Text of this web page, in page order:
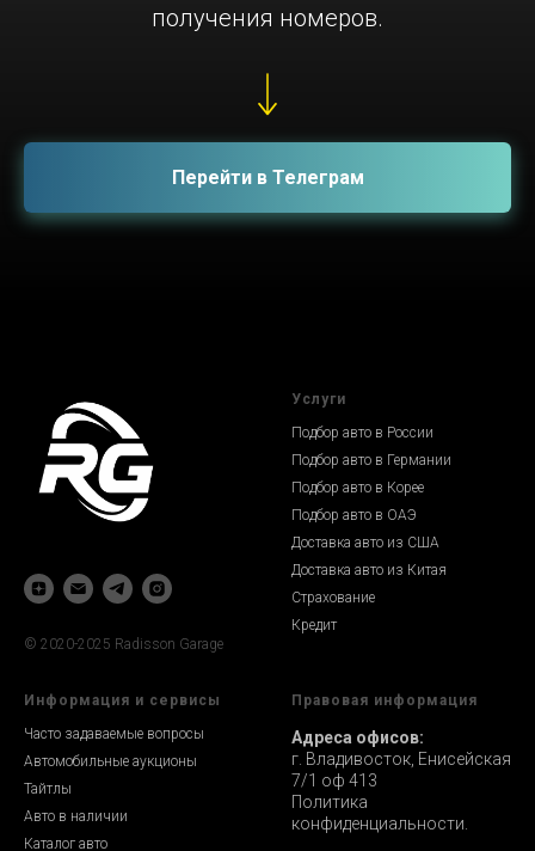
получения номеров.
Перейти в Телеграм
© 2020-2025 Radisson Garage
Услуги
Подбор авто в России
Подбор авто в Германии
Подбор авто в Корее
Подбор авто в ОАЭ
Доставка авто из США
Доставка авто из Китая
Страхование
Кредит
Информация и сервисы
Часто задаваемые вопросы
Автомобильные аукционы
Тайтлы
Авто в наличии
Каталог авто
Правовая информация
Адреса офисов:
г. Владивосток, Енисейская
7/1 оф 413
Политика
конфиденциальности.